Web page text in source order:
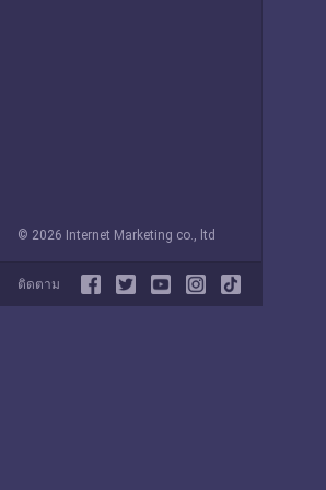
© 2026 Internet Marketing co., ltd
ติดตาม